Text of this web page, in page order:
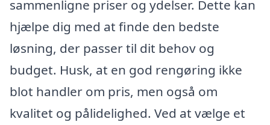
sammenligne priser og ydelser. Dette kan
hjælpe dig med at finde den bedste
løsning, der passer til dit behov og
budget. Husk, at en god rengøring ikke
blot handler om pris, men også om
kvalitet og pålidelighed. Ved at vælge et